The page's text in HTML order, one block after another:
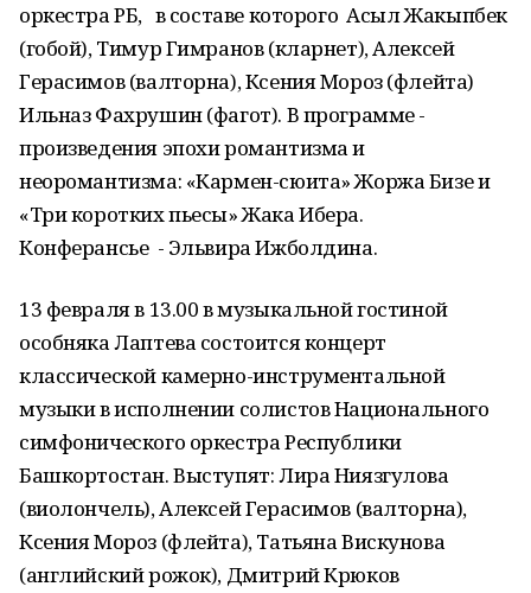
оркестра РБ, в составе которого Асыл Жакыпбек
(гобой), Тимур Гимранов (кларнет), Алексей
Герасимов (валторна), Ксения Мороз (флейта)
Ильназ Фахрушин (фагот). В программе -
произведения эпохи романтизма и
неоромантизма: «Кармен-сюита» Жоржа Бизе и
«Три коротких пьесы» Жака Ибера.
Конферансье - Эльвира Ижболдина.
13 февраля в 13.00 в музыкальной гостиной
особняка Лаптева состоится концерт
классической камерно-инструментальной
музыки в исполнении солистов Национального
симфонического оркестра Республики
Башкортостан. Выступят: Лира Ниязгулова
(виолончель), Алексей Герасимов (валторна),
Ксения Мороз (флейта), Татьяна Вискунова
(английский рожок), Дмитрий Крюков